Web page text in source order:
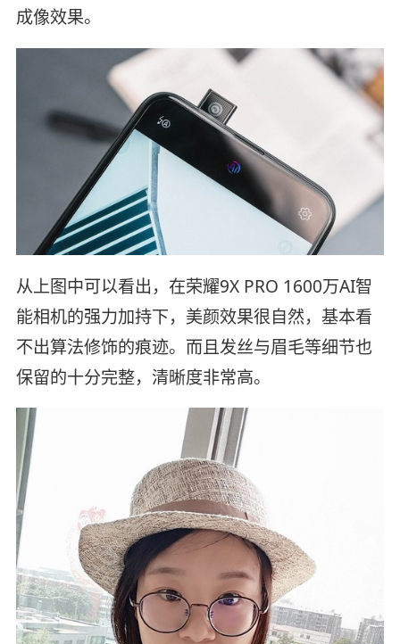
成像效果。
从上图中可以看出，在荣耀9X PRO 1600万AI智
能相机的强力加持下，美颜效果很自然，基本看
不出算法修饰的痕迹。而且发丝与眉毛等细节也
保留的十分完整，清晰度非常高。